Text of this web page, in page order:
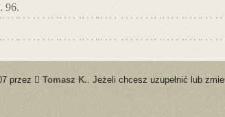
96.
przez Tomasz K. . Jeżeli chcesz uzupełnić lub